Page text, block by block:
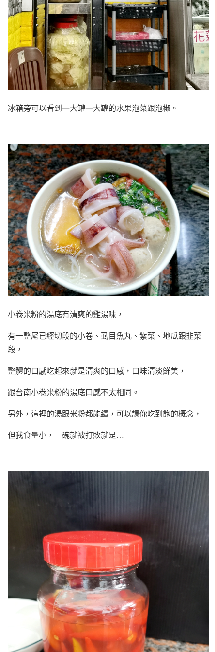
冰箱旁可以看到一大罐一大罐的水果泡菜跟泡椒。
小卷米粉的湯底有清爽的雞湯味，
有一整尾已經切段的小卷、虱目魚丸、紫菜、地瓜跟韭菜
段，
整體的口感吃起來就是清爽的口感，口味清淡鮮美，
跟台南小卷米粉的湯底口感不太相同。
另外，這裡的湯跟米粉都能續，可以讓你吃到飽的概念，
但我食量小，一碗就被打敗就是…